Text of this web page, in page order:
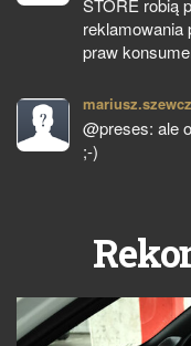
STORE robią
reklamowania
praw
@preses: ale
;-)